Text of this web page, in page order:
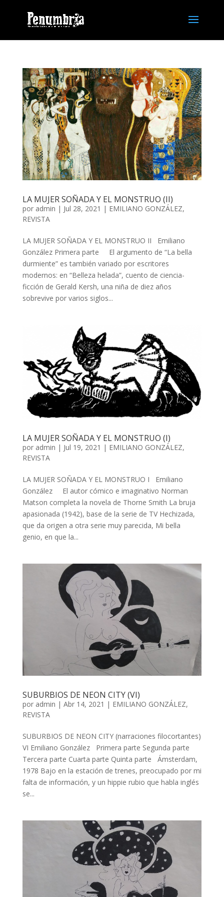
LA MUJER SOÑADA Y EL MONSTRUO (II)
por admin | Jul 28, 2021 | EMILIANO GONZÁLEZ,
REVISTA
LA MUJER SOÑADA Y EL MONSTRUO II Emiliano
González Primera parte El argumento de “La bella
durmiente” es también variado por escritores
modernos: en “Belleza helada”, cuento de ciencia-
ficción de Gerald Kersh, una niña de diez años
sobrevive por varios siglos...
LA MUJER SOÑADA Y EL MONSTRUO (I)
por admin | Jul 19, 2021 | EMILIANO GONZÁLEZ,
REVISTA
LA MUJER SOÑADA Y EL MONSTRUO I Emiliano
González El autor cómico e imaginativo Norman
Matson completa la novela de Thorne Smith La bruja
apasionada (1942), base de la serie de TV Hechizada,
que da origen a otra serie muy parecida, Mi bella
genio, en que la...
SUBURBIOS DE NEON CITY (VI)
por admin | Abr 14, 2021 | EMILIANO GONZÁLEZ,
REVISTA
SUBURBIOS DE NEON CITY (narraciones filocortantes)
VI Emiliano González Primera parte Segunda parte
Tercera parte Cuarta parte Quinta parte Ámsterdam,
1978 Bajo en la estación de trenes, preocupado por mi
falta de información, y un hippie rubio que habla inglés
se...